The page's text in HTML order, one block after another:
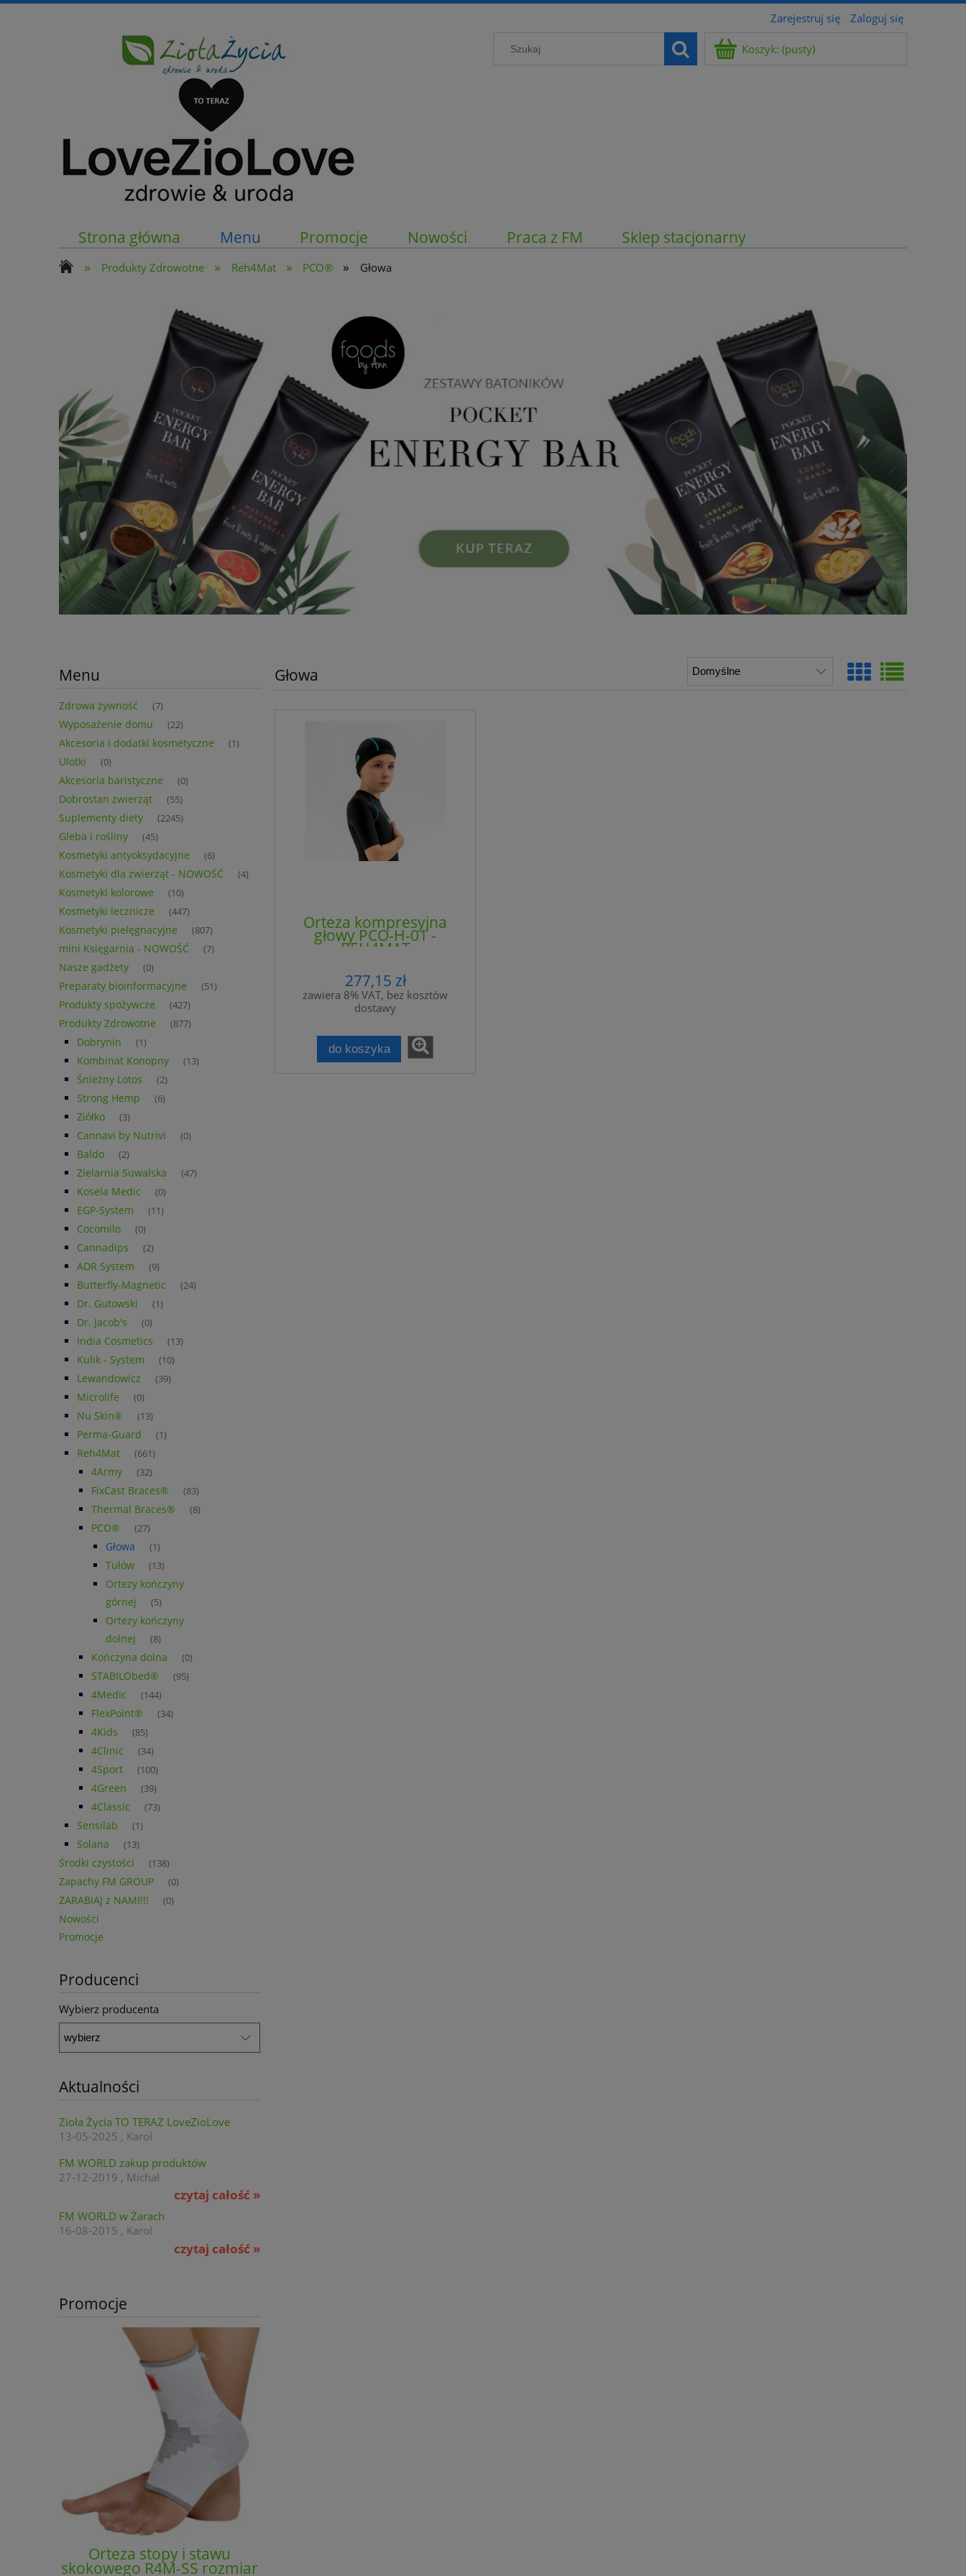
Zarejestruj się Zaloguj się
Koszyk: (pusty)
Strona główna Menu Promocje Nowości Praca z FM
Sklep stacjonarny
Kontakt z nami
» Produkty Zdrowotne » Reh4Mat » PCO® » Głowa
Menu
Zdrowa żywność (7)
Wyposażenie domu (22)
Akcesoria i dodatki kosmetyczne (1)
Ulotki (0)
Akcesoria baristyczne (0)
Dobrostan zwierząt (55)
Suplementy diety (2245)
Gleba i rośliny (45)
Kosmetyki antyoksydacyjne (6)
Kosmetyki dla zwierząt - NOWOŚĆ (4)
Kosmetyki kolorowe (10)
Kosmetyki lecznicze (447)
Kosmetyki pielęgnacyjne (807)
mini Księgarnia - NOWOŚĆ (7)
Nasze gadżety (0)
Preparaty bioinformacyjne (51)
Produkty spożywcze (427)
Produkty Zdrowotne (877)
Dobrynin (1)
Kombinat Konopny (13)
Śnieżny Lotos (2)
Strong Hemp (6)
Ziółko (3)
Cannavi by Nutrivi (0)
Baldo (2)
Zielarnia Suwalska (47)
Kosela Medic (0)
EGP-System (11)
Cocomilo (0)
Cannadips (2)
ADR System (9)
Butterfly-Magnetic (24)
Dr. Gutowski (1)
Dr. Jacob's (0)
India Cosmetics (13)
Kulik - System (10)
Lewandowicz (39)
Microlife (0)
Nu Skin® (13)
Perma-Guard (1)
Reh4Mat (661)
4Army (32)
FixCast Braces® (83)
Thermal Braces® (8)
PCO® (27)
Głowa (1)
Tułów (13)
Ortezy kończyny
górnej
(5)
Ortezy kończyny
dolnej
(8)
Kończyna dolna (0)
STABILObed® (95)
4Medic (144)
FlexPoint® (34)
4Kids (85)
4Clinic (34)
4Sport (100)
4Green (39)
4Classic (73)
Sensilab (1)
Solana (13)
Środki czystości (138)
Zapachy FM GROUP (0)
ZARABIAJ z NAMI!!! (0)
Nowości
Promocje
Producenci
Wybierz producenta
Aktualności
Zioła Życia TO TERAZ LoveZioLove
13-05-2025 , Karol
FM WORLD zakup produktów
27-12-2019 , Michał
czytaj całość »
FM WORLD w Żarach
16-08-2015 , Karol
czytaj całość »
Promocje
Orteza stopy i stawu
skokowego R4M-SS rozmiar
Głowa
Orteza kompresyjna
głowy PCO-H-01 -
REH4MAT
277,15 zł
zawiera 8% VAT, bez kosztów
dostawy
do koszyka